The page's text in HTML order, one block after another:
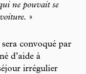
ne pouvait se
»
convoqué par
d’aide à
irrégulier